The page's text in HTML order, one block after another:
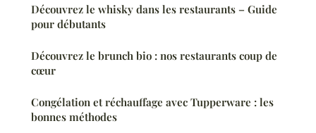
Découvrez le whisky dans les restaurants – Guide
pour débutants
Découvrez le brunch bio : nos restaurants coup de
cœur
Congélation et réchauffage avec Tupperware : les
bonnes méthodes